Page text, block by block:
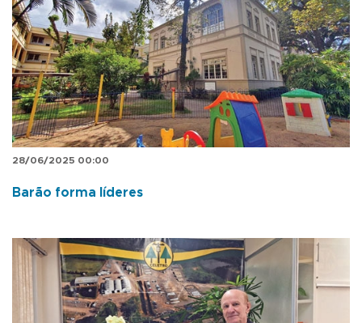
28/06/2025 00:00
Barão forma líderes